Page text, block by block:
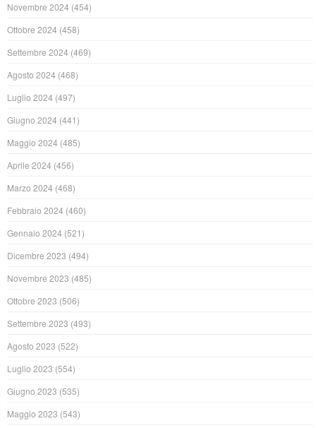
Novembre 2024 (454)
Ottobre 2024 (458)
Settembre 2024 (469)
Agosto 2024 (468)
Luglio 2024 (497)
Giugno 2024 (441)
Maggio 2024 (485)
Aprile 2024 (456)
Marzo 2024 (468)
Febbraio 2024 (460)
Gennaio 2024 (521)
Dicembre 2023 (494)
Novembre 2023 (485)
Ottobre 2023 (506)
Settembre 2023 (493)
Agosto 2023 (522)
Luglio 2023 (554)
Giugno 2023 (535)
Maggio 2023 (543)